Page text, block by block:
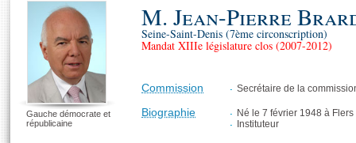
M. Jean-Pierre
Seine-Saint-Denis (7ème circonscription)
Mandat XIIIe législature clos (2007-2012)
Commission Secrétaire de la
Biographie
Né le 7 février 1948 à Flers
Instituteur
Gauche démocrate et
républicaine